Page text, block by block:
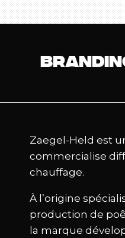
Zaegel-Held est
commercialise
chauffage.
À l’origine
production de
la marque